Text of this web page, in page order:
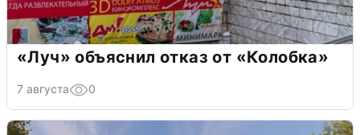
«Луч» объяснил отказ от «Колобка»
7 августа 0